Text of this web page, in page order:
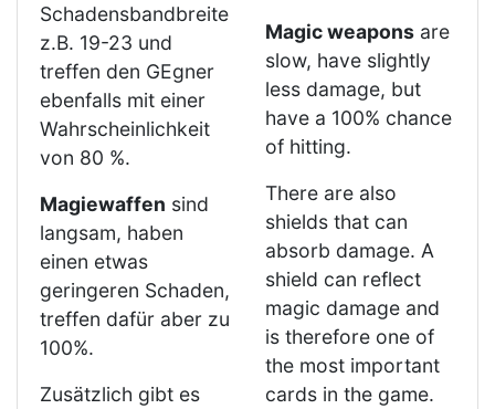
Schadensbandbreite
z.B. 19-23 und
treffen den GEgner
ebenfalls mit einer
Wahrscheinlichkeit
von 80 %.
Magiewaffen sind
langsam, haben
einen etwas
geringeren Schaden,
treffen dafür aber zu
100%.
Zusätzlich gibt es
Magic weapons are
slow, have slightly
less damage, but
have a 100% chance
of hitting.
There are also
shields that can
absorb damage. A
shield can reflect
magic damage and
is therefore one of
the most important
cards in the game.